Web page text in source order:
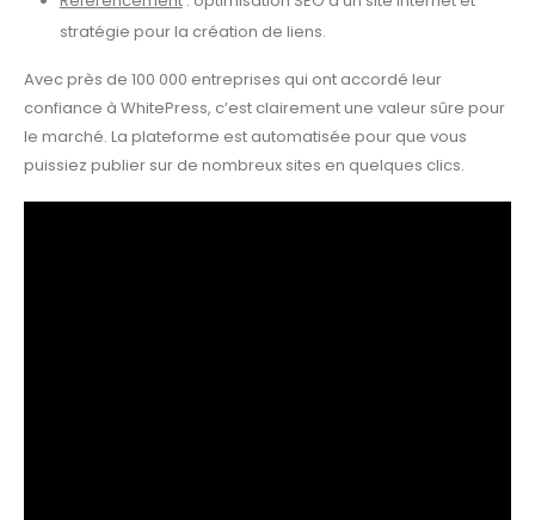
stratégie pour la création de liens.
Avec près de 100 000 entreprises qui ont accordé leur
confiance à WhitePress, c’est clairement une valeur sûre pour
le marché. La plateforme est automatisée pour que vous
puissiez publier sur de nombreux sites en quelques clics.